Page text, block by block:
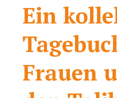
Ein
Frauen